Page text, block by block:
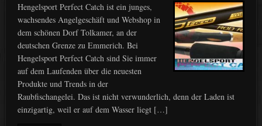
Hengelsport Perfect Catch ist ein junges,
wachsendes Angelgeschäft und Webshop in
dem schönen Dorf Tolkamer, an der
deutschen Grenze zu Emmerich. Bei
Hengelsport Perfect Catch sind Sie immer
auf dem Laufenden über die neuesten
Produkte und Trends in der
Raubfischangelei. Das ist nicht verwunderlich, denn der Laden ist
einzigartig, weil er auf dem Wasser liegt […]